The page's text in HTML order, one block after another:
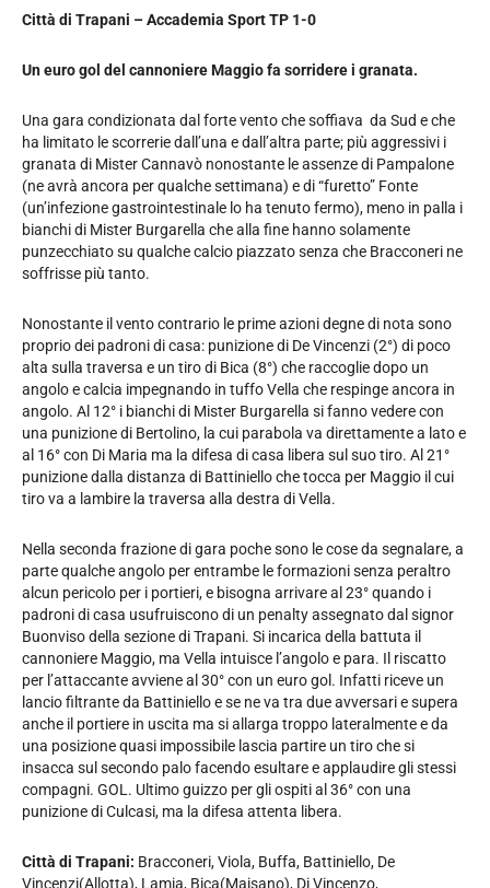
Città di Trapani – Accademia Sport TP 1-0
Un euro gol del cannoniere Maggio fa sorridere i granata.
Una gara condizionata dal forte vento che soffiava da Sud e che
ha limitato le scorrerie dall’una e dall’altra parte; più aggressivi i
granata di Mister Cannavò nonostante le assenze di Pampalone
(ne avrà ancora per qualche settimana) e di “furetto” Fonte
(un’infezione gastrointestinale lo ha tenuto fermo), meno in palla i
bianchi di Mister Burgarella che alla fine hanno solamente
punzecchiato su qualche calcio piazzato senza che Bracconeri ne
soffrisse più tanto.
Nonostante il vento contrario le prime azioni degne di nota sono
proprio dei padroni di casa: punizione di De Vincenzi (2°) di poco
alta sulla traversa e un tiro di Bica (8°) che raccoglie dopo un
angolo e calcia impegnando in tuffo Vella che respinge ancora in
angolo. Al 12° i bianchi di Mister Burgarella si fanno vedere con
una punizione di Bertolino, la cui parabola va direttamente a lato e
al 16° con Di Maria ma la difesa di casa libera sul suo tiro. Al 21°
punizione dalla distanza di Battiniello che tocca per Maggio il cui
tiro va a lambire la traversa alla destra di Vella.
Nella seconda frazione di gara poche sono le cose da segnalare, a
parte qualche angolo per entrambe le formazioni senza peraltro
alcun pericolo per i portieri, e bisogna arrivare al 23° quando i
padroni di casa usufruiscono di un penalty assegnato dal signor
Buonviso della sezione di Trapani. Si incarica della battuta il
cannoniere Maggio, ma Vella intuisce l’angolo e para. Il riscatto
per l’attaccante avviene al 30° con un euro gol. Infatti riceve un
lancio filtrante da Battiniello e se ne va tra due avversari e supera
anche il portiere in uscita ma si allarga troppo lateralmente e da
una posizione quasi impossibile lascia partire un tiro che si
insacca sul secondo palo facendo esultare e applaudire gli stessi
compagni. GOL. Ultimo guizzo per gli ospiti al 36° con una
punizione di Culcasi, ma la difesa attenta libera.
Città di Trapani: Bracconeri, Viola, Buffa, Battiniello, De
Vincenzi(Allotta), Lamia, Bica(Maisano), Di Vincenzo,